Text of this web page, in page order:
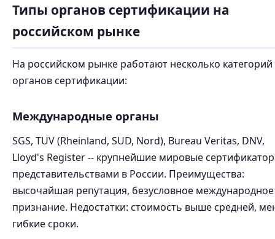
Типы органов сертификации на
российском рынке
На российском рынке работают несколько категорий
органов сертификации:
Международные органы
SGS, TUV (Rheinland, SUD, Nord), Bureau Veritas, DNV,
Lloyd's Register -- крупнейшие мировые
представительствами в России. Преимущества:
высочайшая репутация, безусловное международное
признание. Недостатки: стоимость выше средней,
гибкие сроки.